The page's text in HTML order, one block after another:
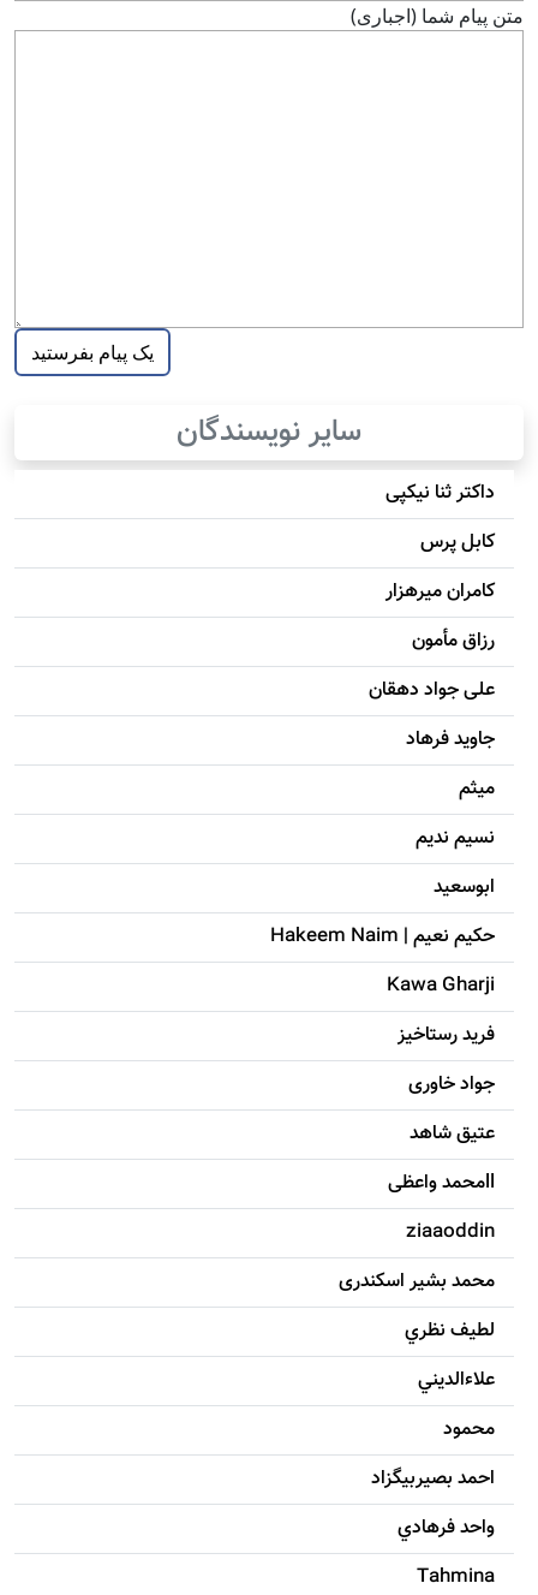
متن پيام شما (اجباری)
سایر نویسندگان
داکتر ثنا نیکپی
کابل پرس
کامران میرهزار
رزاق مأمون
علی جواد دهقان
جاويد فرهاد
میثم
نسیم ندیم
ابوسعيد
حکيم نعيم | Hakeem Naim
Kawa Gharji
فرید رستاخیز
جواد خاوری
عتیق شاهد
llمحمد واعظی
ziaaoddin
محمد بشیر اسکندری
لطيف نظري
علاءالديني
محمود
احمد بصيربيگزاد
واحد فرهادي
Tahmina